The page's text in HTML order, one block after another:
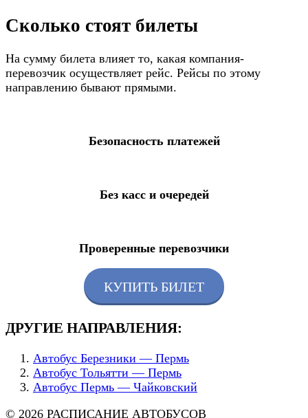
Сколько стоят билеты
На сумму билета влияет то, какая компания-
перевозчик осуществляет рейс. Рейсы по этому
направлению бывают прямыми.
Безопасность платежей
Без касс и очередей
Проверенные перевозчики
КУПИТЬ БИЛЕТ
ДРУГИЕ НАПРАВЛЕНИЯ:
Автобус Березники — Пермь
Автобус Тольятти — Пермь
Автобус Пермь — Чайковский
© 2026 РАСПИСАНИЕ АВТОБУСОВ